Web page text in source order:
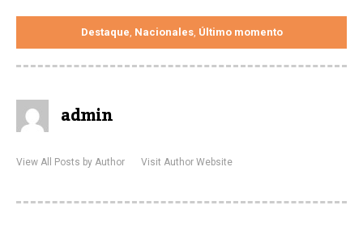
Destaque, Nacionales, Último momento
admin
View All Posts by Author Visit Author Website